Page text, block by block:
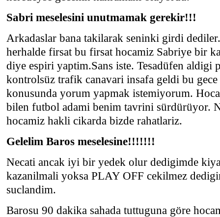
Sabri meselesini unutmamak gerekir!!!
Arkadaslar bana takilarak seninki girdi
herhalde firsat bu firsat hocamiz Sabriye bir
diye espiri yaptim.Sans iste. Tesadüfen aldigi
kontrolsüz trafik canavari insafa geldi bu
konusunda yorum yapmak istemiyorum.
bilen futbol adami benim tavrini sürdürüyor.
hocamiz hakli cikarda bizde rahatlariz.
Gelelim Baros meselesine!!!!!!!
Necati ancak iyi bir yedek olur dedigimde
kazanilmali yoksa PLAY OFF cekilmez
suclandim.
Barosu 90 dakika sahada tuttuguna göre